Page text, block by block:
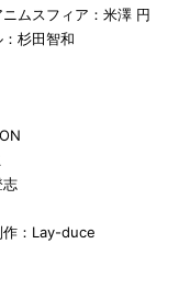
ニムスフィア：米澤 円
：杉田智和
志
作：Lay-duce